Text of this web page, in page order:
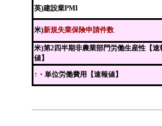
英)建設業PMI
米)新規失業保険申請件数
米)第2四半期非農業部門労働生産性【速
値】
↑・単位労働費用【速報値】